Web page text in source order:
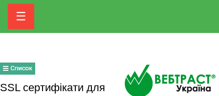
☰
SSL сертифікати для